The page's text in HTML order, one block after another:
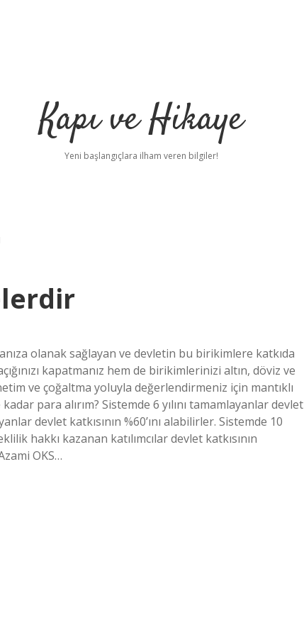
Kapı ve Hikaye
Yeni başlangıçlara ilham veren bilgiler!
olanak sağlayan ve devletin bu birikimlere katkıda
kapatmanız hem de birikimlerinizi altın, döviz ve
ve çoğaltma yoluyla değerlendirmeniz için mantıklı
para alırım? Sistemde 6 yılını tamamlayanlar devlet
devlet katkısının %60’ını alabilirler. Sistemde 10
hakkı kazanan katılımcılar devlet katkısının
OKS…